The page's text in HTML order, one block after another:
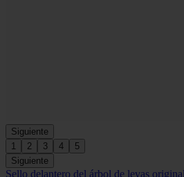
Siguiente
1
2 3 4
5
Siguiente
Sello delantero del árbol de levas